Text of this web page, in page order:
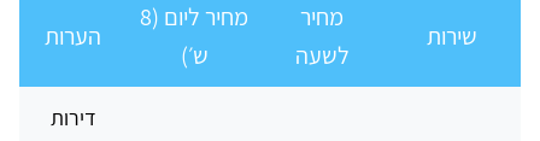
שירות
מחיר
לשעה
מחיר ליום (8
ש׳)
הערות
דירות